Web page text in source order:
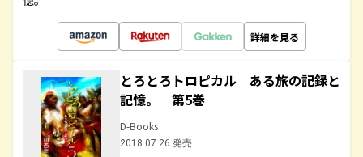
詳細を見る
とろとろトロピカル ある旅の記録と
記憶。 第5巻
D-Books
2018.07.26 発売